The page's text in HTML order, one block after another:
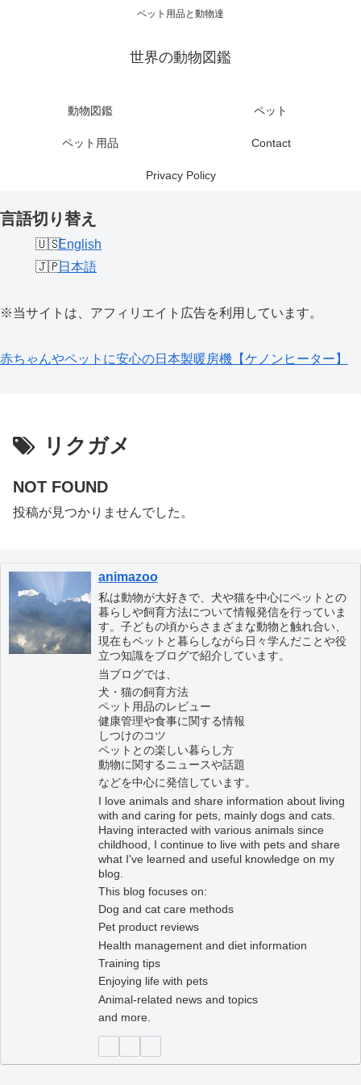
ペット用品と動物達
世界の動物図鑑
動物図鑑 ペット
ペット用品 Contact
Privacy Policy
言語切り替え
English
日本語
※当サイトは、アフィリエイト広告を利用しています。
赤ちゃんやペットに安心の日本製暖房機【ケノンヒーター】
リクガメ
NOT FOUND
投稿が見つかりませんでした。
animazoo
私は動物が大好きで、犬や猫を中心にペットとの
暮らしや飼育方法について情報発信を行っていま
す。子どもの頃からさまざまな動物と触れ合い、
現在もペットと暮らしながら日々学んだことや役
立つ知識をブログで紹介しています。
当ブログでは、
犬・猫の飼育方法
ペット用品のレビュー
健康管理や食事に関する情報
しつけのコツ
ペットとの楽しい暮らし方
動物に関するニュースや話題
などを中心に発信しています。
I love animals and share information about living
with and caring for pets, mainly dogs and cats.
Having interacted with various animals since
childhood, I continue to live with pets and share
what I've learned and useful knowledge on my
blog.
This blog focuses on:
Dog and cat care methods
Pet product reviews
Health management and diet information
Training tips
Enjoying life with pets
Animal-related news and topics
and more.